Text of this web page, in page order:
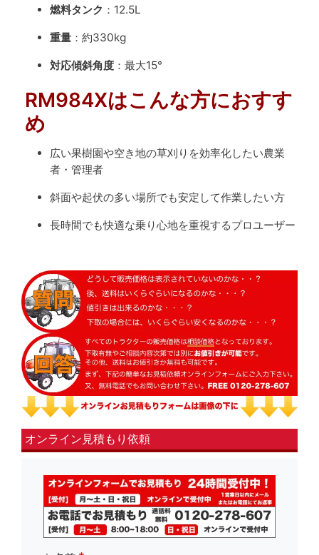
燃料タンク ：12.5L
重量 ：約330kg
対応傾斜角度 ：最大15°
RM984Xはこんな方におすす
め
広い果樹園や空き地の草刈りを効率化したい農業
者・管理者
斜面や起伏の多い場所でも安定して作業したい方
長時間でも快適な乗り心地を重視するプロユーザー
オンライン見積もり依頼
fsLeft